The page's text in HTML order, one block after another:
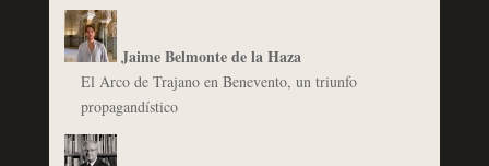
Jaime Belmonte de la Haza
El Arco de Trajano en Benevento, un triunfo
propagandístico